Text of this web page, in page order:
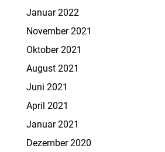
Januar 2022
November 2021
Oktober 2021
August 2021
Juni 2021
April 2021
Januar 2021
Dezember 2020